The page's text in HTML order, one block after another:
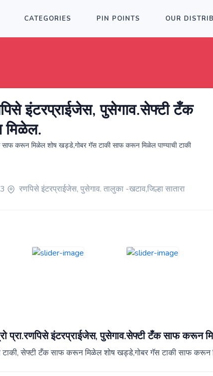
CATEGORIES PIN POINTS OUR
इंटरप्राईजेस, पुसेगाव.सेफ्टी टँक
करून मिळेल शोष खड्डे,गोबर गॅस टाकी साफ करून मिळेल पाण्याची टाकी
रणपिसे इंटरप्राईजेस, पुसेगाव. तालुका -खटाव,जिल्हा सातारा
प्रा.रणपिसे इंटरप्राईजेस, पुसेगाव.सेफ्टी टँक साफ करून
सेफ्टी टँक साफ करून मिळेल शोष खड्डे,गोबर गॅस टाकी साफ करून